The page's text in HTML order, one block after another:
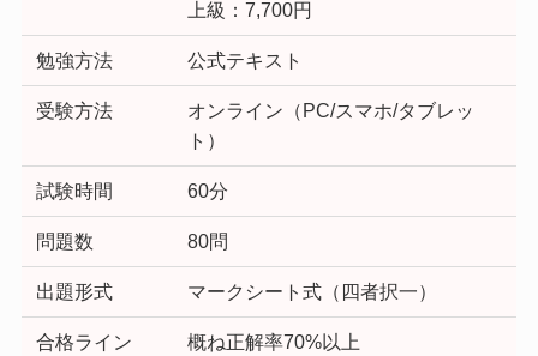
上級：7,700円
勉強方法 公式テキスト
受験方法
オンライン（PC/スマホ/タブレッ
ト）
試験時間 60分
問題数 80問
出題形式 マークシート式（四者択一）
合格ライン 概ね正解率70%以上